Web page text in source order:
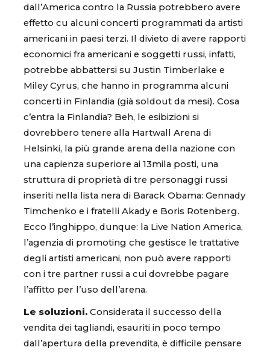
dall’America contro la Russia potrebbero avere
effetto cu alcuni concerti programmati da artisti
americani in paesi terzi. Il divieto di avere rapporti
economici fra americani e soggetti russi, infatti,
potrebbe abbattersi su Justin Timberlake e
Miley Cyrus, che hanno in programma alcuni
concerti in Finlandia (già soldout da mesi). Cosa
c’entra la Finlandia? Beh, le esibizioni si
dovrebbero tenere alla Hartwall Arena di
Helsinki, la più grande arena della nazione con
una capienza superiore ai 13mila posti, una
struttura di proprietà di tre personaggi russi
inseriti nella lista nera di Barack Obama: Gennady
Timchenko e i fratelli Akady e Boris Rotenberg.
Ecco l’inghippo, dunque: la Live Nation America,
l’agenzia di promoting che gestisce le trattative
degli artisti americani, non può avere rapporti
con i tre partner russi a cui dovrebbe pagare
l’affitto per l’uso dell’arena.
Le soluzioni. Considerata il successo della
vendita dei tagliandi, esauriti in poco tempo
dall’apertura della prevendita, è difficile pensare